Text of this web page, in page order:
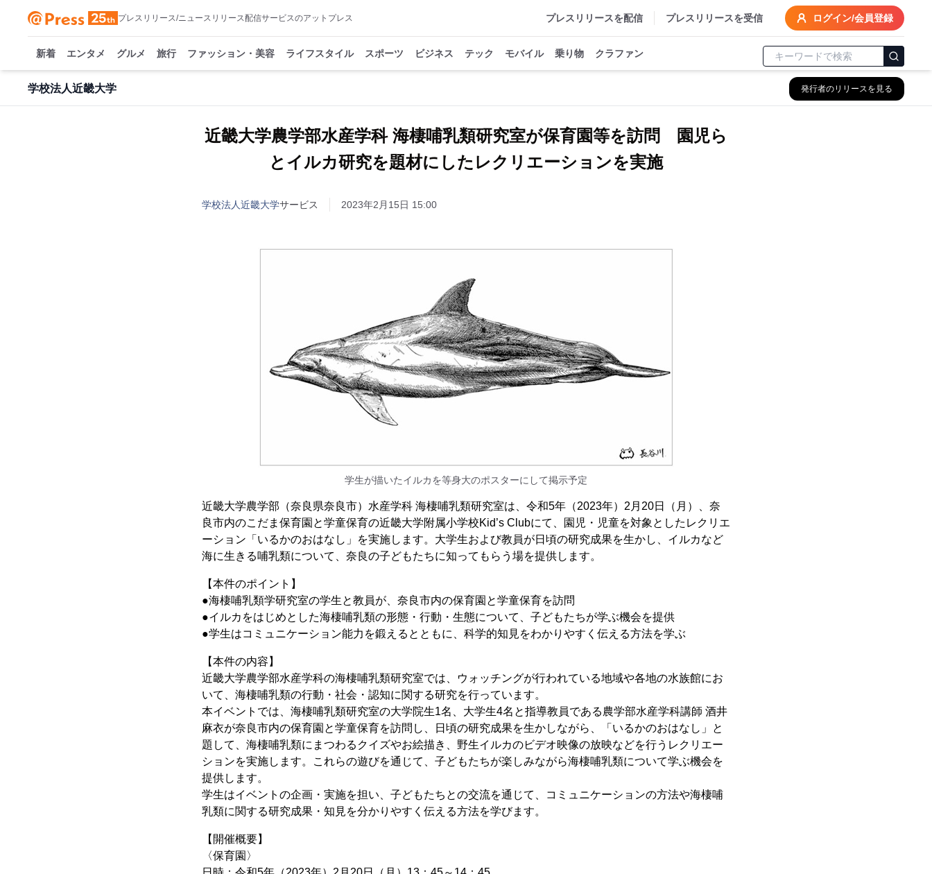
プレスリリース/ニュースリリース配信サービスのアットプレス プレスリリースを配信 プレスリリースを受信 ログイン/会員登録
新着 エンタメ グルメ 旅行 ファッション・美容 ライフスタイル スポーツ ビジネス テック モバイル 乗り物 クラファン
学校法人近畿大学 発行者のリリースを見る
近畿大学農学部水産学科 海棲哺乳類研究室が保育園等を訪問 園児ら
とイルカ研究を題材にしたレクリエーションを実施
学校法人近畿大学サービス 2023年2月15日 15:00
学生が描いたイルカを等身大のポスターにして掲示予定
近畿大学農学部（奈良県奈良市）水産学科 海棲哺乳類研究室は、令和5年（2023年）2月20日（月）、奈
良市内のこだま保育園と学童保育の近畿大学附属小学校Kid’s Clubにて、園児・児童を対象としたレクリエ
ーション「いるかのおはなし」を実施します。大学生および教員が日頃の研究成果を生かし、イルカなど
海に生きる哺乳類について、奈良の子どもたちに知ってもらう場を提供します。
【本件のポイント】
●海棲哺乳類学研究室の学生と教員が、奈良市内の保育園と学童保育を訪問
●イルカをはじめとした海棲哺乳類の形態・行動・生態について、子どもたちが学ぶ機会を提供
●学生はコミュニケーション能力を鍛えるとともに、科学的知見をわかりやすく伝える方法を学ぶ
【本件の内容】
近畿大学農学部水産学科の海棲哺乳類研究室では、ウォッチングが行われている地域や各地の水族館にお
いて、海棲哺乳類の行動・社会・認知に関する研究を行っています。
本イベントでは、海棲哺乳類研究室の大学院生1名、大学生4名と指導教員である農学部水産学科講師 酒井
麻衣が奈良市内の保育園と学童保育を訪問し、日頃の研究成果を生かしながら、「いるかのおはなし」と
題して、海棲哺乳類にまつわるクイズやお絵描き、野生イルカのビデオ映像の放映などを行うレクリエー
ションを実施します。これらの遊びを通じて、子どもたちが楽しみながら海棲哺乳類について学ぶ機会を
提供します。
学生はイベントの企画・実施を担い、子どもたちとの交流を通じて、コミュニケーションの方法や海棲哺
乳類に関する研究成果・知見を分かりやすく伝える方法を学びます。
【開催概要】
〈保育園〉